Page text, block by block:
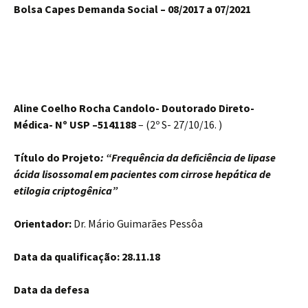
Bolsa Capes Demanda Social – 08/2017 a 07/2021
Aline Coelho Rocha Candolo- Doutorado Direto-
Médica- Nº USP –5141188– (2º S- 27/10/16. )
Título do Projeto: “Frequência da deficiência de lipase
ácida lisossomal em pacientes com cirrose hepática de
etilogia criptogênica”
Orientador: Dr. Mário Guimarães Pessôa
Data da qualificação: 28.11.18
Data da defesa